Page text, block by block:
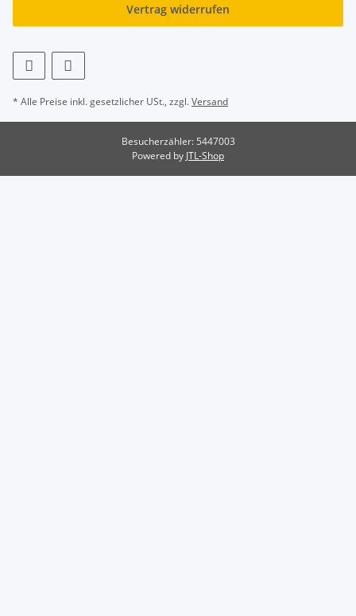
Vertrag widerrufen
* Alle Preise inkl. gesetzlicher USt., zzgl.Versand
Besucherzähler: 5447003
Powered by JTL-Shop